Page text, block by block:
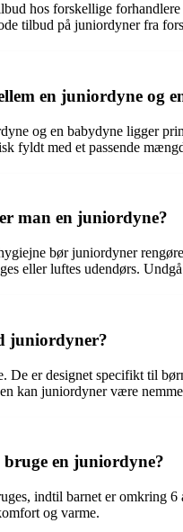
hos forskellige
tilbud på juniordyner fra
en juniordyne og
og en babydyne ligger
fyldt med et passende
man en juniordyne?
bør juniordyner
eller luftes udendørs.
juniordyner?
De er designet specifikt til
kan juniordyner være
en juniordyne?
indtil barnet er omkring
og varme.